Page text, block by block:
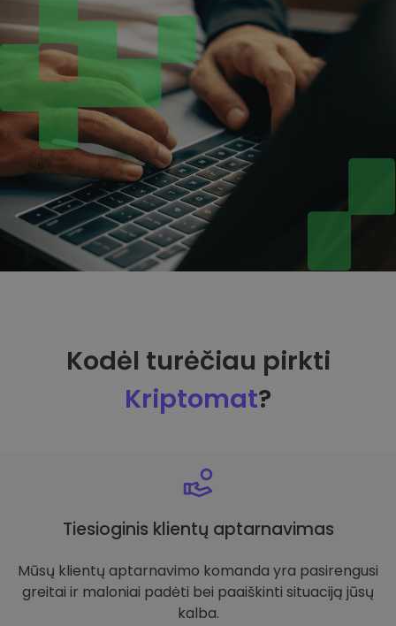
Kodėl turėčiau pirkti
Kriptomat?
Tiesioginis klientų aptarnavimas
Mūsų klientų aptarnavimo komanda yra pasirengusi
greitai ir maloniai padėti bei paaiškinti situaciją jūsų
kalba.